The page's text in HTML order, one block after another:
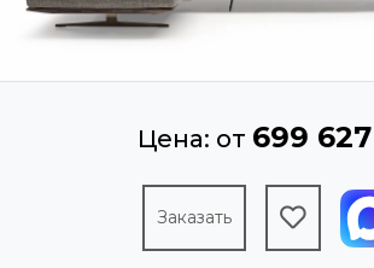
Цена: от 699
Заказать